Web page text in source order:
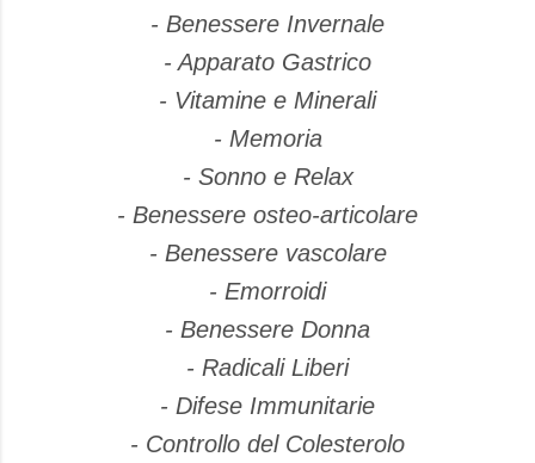
- Benessere Invernale
- Apparato Gastrico
- Vitamine e Minerali
- Memoria
- Sonno e Relax
- Benessere osteo-articolare
- Benessere vascolare
- Emorroidi
- Benessere Donna
- Radicali Liberi
- Difese Immunitarie
- Controllo del Colesterolo